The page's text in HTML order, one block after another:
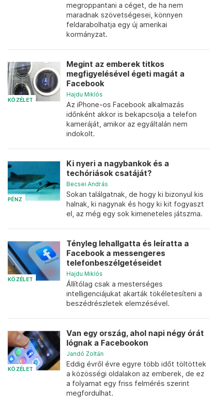
megroppantani a céget, de ha nem
maradnak szövetségesei, könnyen
feldarabolhatja egy új amerikai
kormányzat.
KÖZÉLET
Megint az emberek titkos
megfigyelésével égeti magát a
Facebook
Hajdu Miklós
Az iPhone-os Facebook alkalmazás
időnként akkor is bekapcsolja a telefon
kameráját, amikor az egyáltalán nem
indokolt.
PÉNZ
Ki nyeri a nagybankok és a
techóriások csatáját?
Becsei András
Sokan találgatnak, de hogy ki bizonyul kis
halnak, ki nagynak és hogy ki kit fogyaszt
el, az még egy sok kimeneteles játszma.
KÖZÉLET
Tényleg lehallgatta és leíratta a
Facebook a messengeres
telefonbeszélgetéseidet
Hajdu Miklós
Állítólag csak a mesterséges
intelligenciájukat akarták tökéletesíteni a
beszédrészletek elemzésével.
KÖZÉLET
Van egy ország, ahol napi négy órát
lógnak a Facebookon
Jandó Zoltán
Eddig évről évre egyre több időt töltöttek
a közösségi oldalakon az emberek, de ez
a folyamat egy friss felmérés szerint
megfordulhat.